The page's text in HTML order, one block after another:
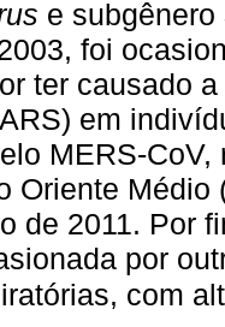
e subgênero
foi
ter causado
em
MERS-
Oriente Médio
de 2011. Por
por
com